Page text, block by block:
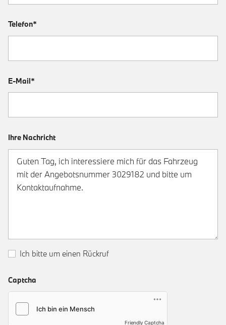
Telefon*
E-Mail*
Ihre Nachricht
Ich bitte um einen Rückruf
Captcha
Friendly Captcha